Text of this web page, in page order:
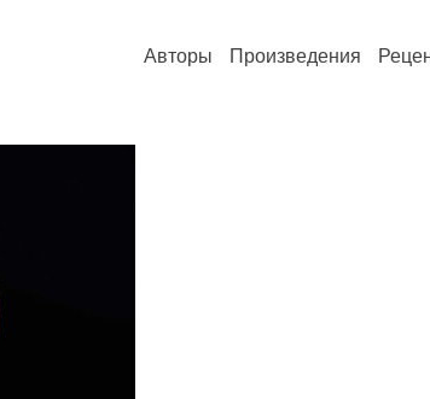
Авторы Произведения